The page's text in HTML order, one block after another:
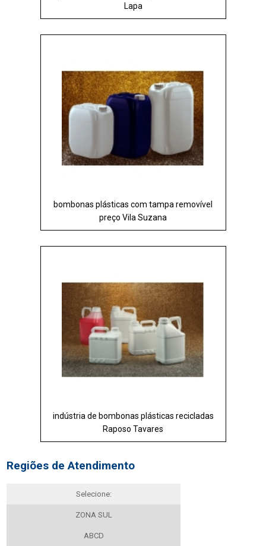
Lapa
bombonas plásticas com tampa removível
preço Vila Suzana
indústria de bombonas plásticas recicladas
Raposo Tavares
Regiões de Atendimento
Selecione:
ZONA SUL
ABCD